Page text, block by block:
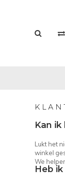
Kan
Lukt het
winkel
We
Heb